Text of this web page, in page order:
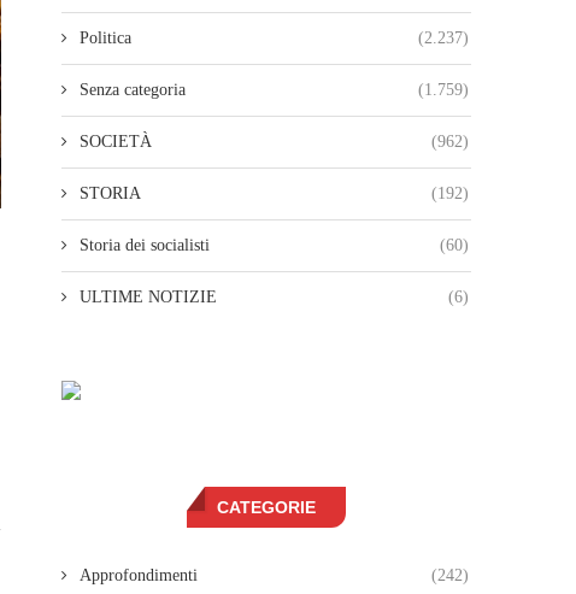
Politica (2.237)
Senza categoria (1.759)
SOCIETÀ (962)
STORIA (192)
Storia dei socialisti (60)
ULTIME NOTIZIE (6)
CATEGORIE
Approfondimenti (242)